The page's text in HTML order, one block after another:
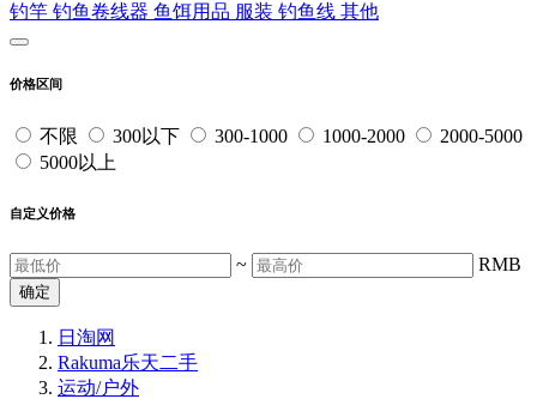
钓竿 钓鱼卷线器 鱼饵用品 服装 钓鱼线 其他
价格区间
不限 300以下 300-1000 1000-2000
2000-5000
5000以上
自定义价格
~ RMB
确定
日淘网
Rakuma乐天二手
运动/户外